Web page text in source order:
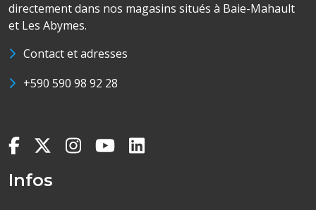
directement dans nos magasins situés à Baie-Mahault
et Les Abymes.
Contact et adresses
+590 590 98 92 28
Infos